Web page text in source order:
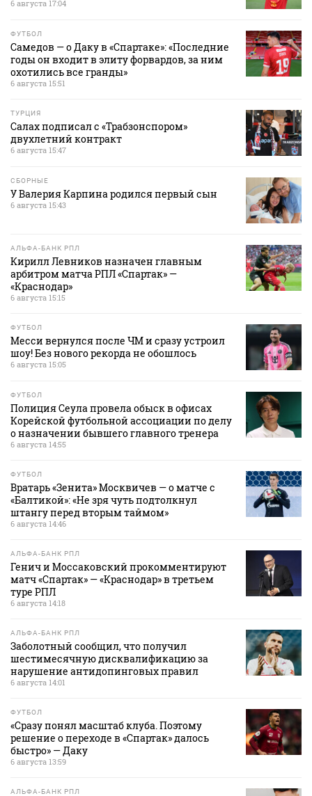
6 августа 17:04
ФУТБОЛ
Самедов — о Даку в «Спартаке»: «Последние
годы он входит в элиту форвардов, за ним
охотились все гранды»
6 августа 15:51
ТУРЦИЯ
Салах подписал с «Трабзонспором»
двухлетний контракт
6 августа 15:47
СБОРНЫЕ
У Валерия Карпина родился первый сын
6 августа 15:43
АЛЬФА-БАНК РПЛ
Кирилл Левников назначен главным
арбитром матча РПЛ «Спартак» —
«Краснодар»
6 августа 15:15
ФУТБОЛ
Месси вернулся после ЧМ и сразу устроил
шоу! Без нового рекорда не обошлось
6 августа 15:05
ФУТБОЛ
Полиция Сеула провела обыск в офисах
Корейской футбольной ассоциации по делу
о назначении бывшего главного тренера
6 августа 14:55
ФУТБОЛ
Вратарь «Зенита» Москвичев — о матче с
«Балтикой»: «Не зря чуть подтолкнул
штангу перед вторым таймом»
6 августа 14:46
АЛЬФА-БАНК РПЛ
Генич и Моссаковский прокомментируют
матч «Спартак» — «Краснодар» в третьем
туре РПЛ
6 августа 14:18
АЛЬФА-БАНК РПЛ
Заболотный сообщил, что получил
шестимесячную дисквалификацию за
нарушение антидопинговых правил
6 августа 14:01
ФУТБОЛ
«Сразу понял масштаб клуба. Поэтому
решение о переходе в «Спартак» далось
быстро» — Даку
6 августа 13:59
АЛЬФА-БАНК РПЛ